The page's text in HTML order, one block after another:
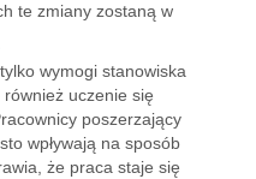
te zmiany zostaną w
wymogi stanowiska
również uczenie się
poszerzający
wpływają na sposób
że praca staje się